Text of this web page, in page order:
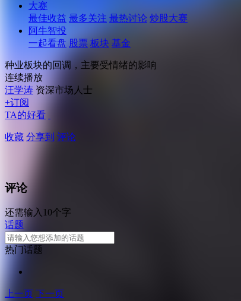
大赛
最佳收益 最多关注 最热讨论 炒股大赛
阿牛智投
一起看盘 股票 板块 基金
种业板块的回调，主要受情绪的影响
连续播放
汪学涛 资深市场人士
+订阅
TA的好看
收藏 分享到 评论
评论
还需输入10个字
话题
热门话题
上一页 下一页